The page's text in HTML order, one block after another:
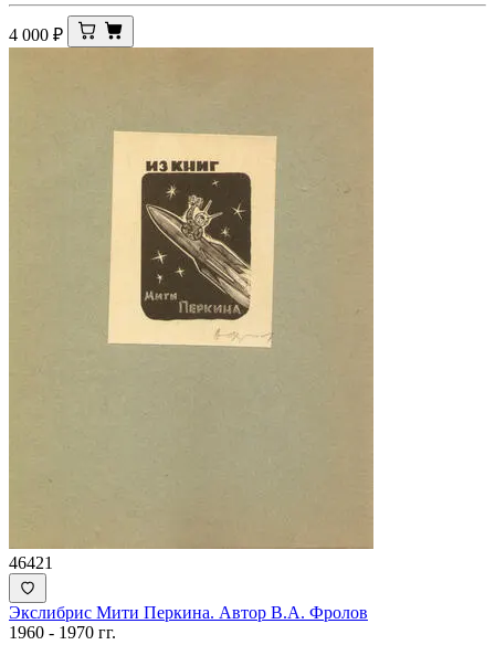
4 000 ₽
46421
Экслибрис Мити Перкина. Автор В.А. Фролов
1960 - 1970 гг.